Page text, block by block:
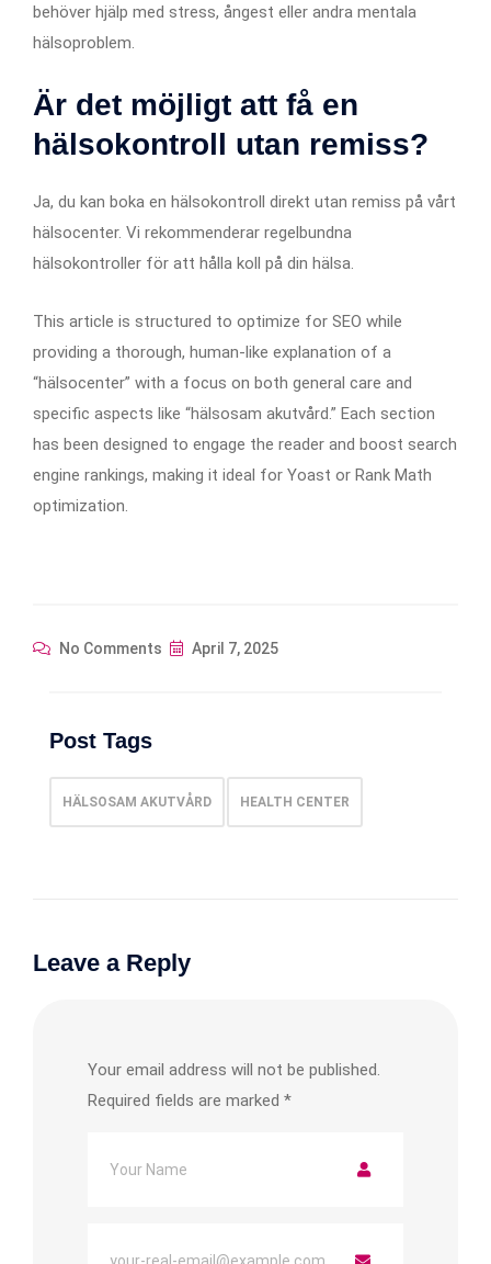
behöver hjälp med stress, ångest eller andra mentala
hälsoproblem.
Är det möjligt att få en
hälsokontroll utan remiss?
Ja, du kan boka en hälsokontroll direkt utan remiss på vårt
hälsocenter. Vi rekommenderar regelbundna
hälsokontroller för att hålla koll på din hälsa.
This article is structured to optimize for SEO while
providing a thorough, human-like explanation of a
“hälsocenter” with a focus on both general care and
specific aspects like “hälsosam akutvård.” Each section
has been designed to engage the reader and boost search
engine rankings, making it ideal for Yoast or Rank Math
optimization.
No Comments April 7, 2025
Post Tags
HÄLSOSAM AKUTVÅRD HEALTH CENTER
Leave a Reply
Your email address will not be published.
Required fields are marked *